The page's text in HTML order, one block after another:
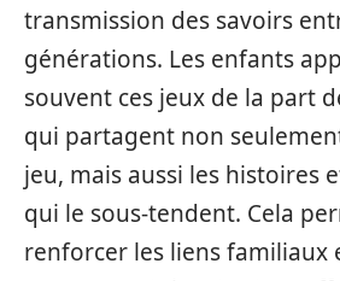
transmission des savoirs
générations. Les enfants
souvent ces jeux de la part
qui partagent non
jeu, mais aussi les histoires
qui le sous-tendent. Cela
renforcer les liens familiaux